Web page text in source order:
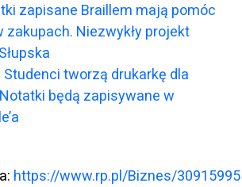
zapisane Braillem mają pomóc
zakupach. Niezwykły projekt
Studenci tworzą drukarkę dla
będą zapisywane w
https://www.rp.pl/Biznes/